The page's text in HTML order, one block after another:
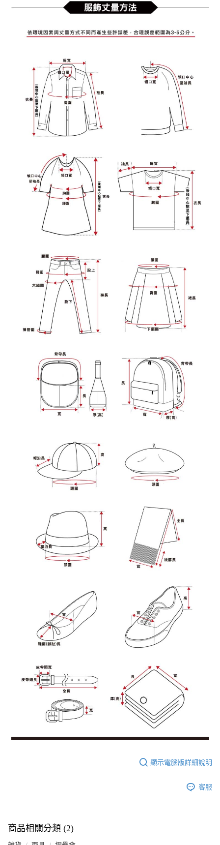
顯示電腦版詳細說明
客服
商品相關分類 (2)